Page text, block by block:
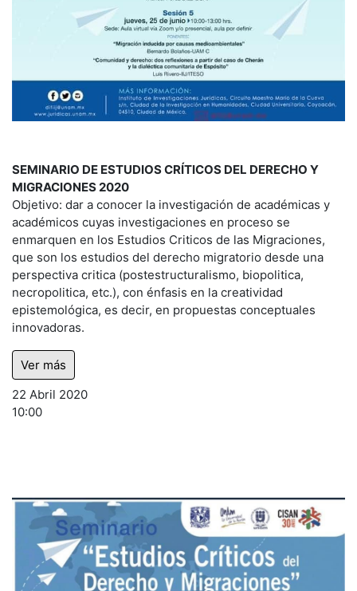
SEMINARIO DE ESTUDIOS CRÍTICOS DEL DERECHO Y
MIGRACIONES 2020
Objetivo: dar a conocer la investigación de académicas y
académicos cuyas investigaciones en proceso se
enmarquen en los Estudios Criticos de las Migraciones,
que son los estudios del derecho migratorio desde una
perspectiva critica (postestructuralismo, biopolitica,
necropolitica, etc.), con énfasis en la creatividad
epistemológica, es decir, en propuestas conceptuales
innovadoras.
Ver más
22 Abril 2020
10:00